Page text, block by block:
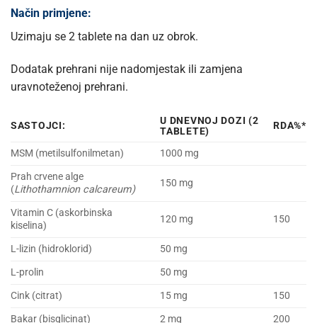
Način primjene:
Uzimaju se 2 tablete na dan uz obrok.
Dodatak prehrani nije nadomjestak ili zamjena
uravnoteženoj prehrani.
SASTOJCI:
U DNEVNOJ DOZI (2
TABLETE)
RDA%*
MSM (metilsulfonilmetan)
1000 mg
Prah crvene alge
(Lithothamnion calcareum)
150 mg
Vitamin C (askorbinska
kiselina)
120 mg 150
L-lizin (hidroklorid)
50 mg
L-prolin
50 mg
Cink (citrat)
15 mg
150
Bakar (bisglicinat)
2 mg 200